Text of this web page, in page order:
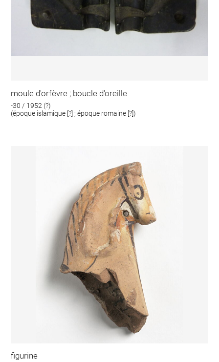
moule d'orfèvre ; boucle d'oreille
-30 / 1952 (?)
(époque islamique [?] ; époque romaine [?])
figurine